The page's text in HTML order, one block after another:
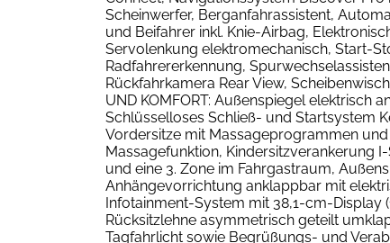
Scheinwerfer, Berganfahrassistent,
und Beifahrer inkl. Knie-Airbag,
Servolenkung elektromechanisch, Start-
Radfahrererkennung,
Rückfahrkamera Rear View,
UND KOMFORT: Außenspiegel elektrisch
Schlüsselloses Schließ- und Startsystem
Vordersitze mit Massageprogrammen
Massagefunktion, Kindersitzverankerung
und eine 3. Zone im Fahrgastraum,
Anhängevorrichtung anklappbar mit
Infotainment-System mit 38,1-cm-Display
Rücksitzlehne asymmetrisch geteilt
Tagfahrlicht sowie Begrüßungs- und